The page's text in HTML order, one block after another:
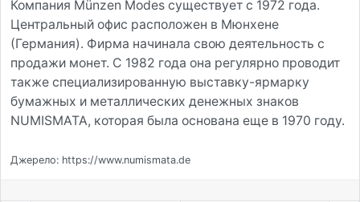
Компания Münzen Modes существует с 1972 года.
Центральный офис расположен в Мюнхене
(Германия). Фирма начинала свою деятельность с
продажи монет. С 1982 года она регулярно проводит
также специализированную выставку-ярмарку
бумажных и металлических денежных знаков
NUMISMATA, которая была основана еще в 1970 году.
Джерело: https://www.numismata.de